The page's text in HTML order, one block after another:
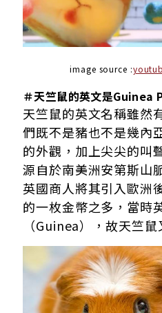
image source :
＃天竺鼠的英文是Guinea
天竺鼠的英文名稱雖然
們既不是豬也不是幾內
的外觀，加上尖尖的叫
源自於南美洲安第斯山
英國商人將其引入歐洲
的一枚金幣之多，當時
（Guinea），故天竺